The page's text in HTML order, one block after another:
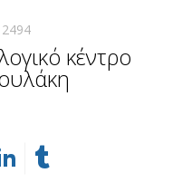
2494
κέντρο